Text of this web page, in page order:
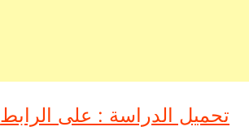
تحميل الدراسة : على الرابط